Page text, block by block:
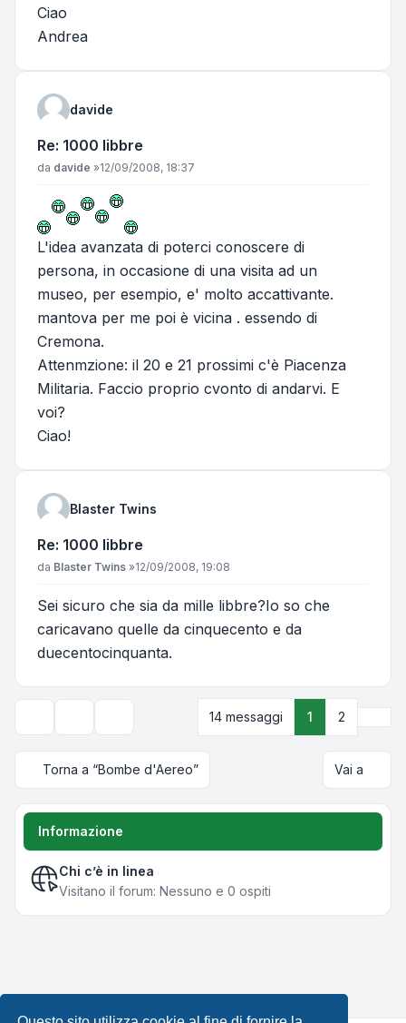
Ciao
Andrea
davide
Re: 1000 libbre
Messaggio
da davide »12/09/2008, 18:37
L'idea avanzata di poterci conoscere di
persona, in occasione di una visita ad un
museo, per esempio, e' molto accattivante.
mantova per me poi è vicina . essendo di
Cremona.
Attenmzione: il 20 e 21 prossimi c'è Piacenza
Militaria. Faccio proprio cvonto di andarvi. E
voi?
Ciao!
Blaster Twins
Re: 1000 libbre
Messaggio
da Blaster Twins »12/09/2008, 19:08
Sei sicuro che sia da mille libbre?Io so che
caricavano quelle da cinquecento e da
duecentocinquanta.
Opzioni di visualizzazione e ordinamento
14 messaggi 1 2
Torna a “Bombe d'Aereo” Vai a
Informazione
Chi c’è in linea
Visitano il forum: Nessuno e 0 ospiti